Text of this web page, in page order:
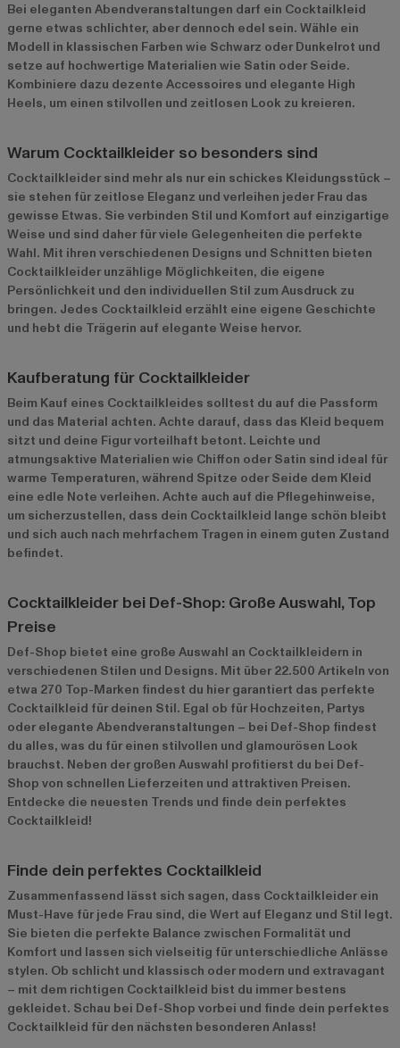
Bei eleganten Abendveranstaltungen darf ein Cocktailkleid
gerne etwas schlichter, aber dennoch edel sein. Wähle ein
Modell in klassischen Farben wie Schwarz oder Dunkelrot und
setze auf hochwertige Materialien wie Satin oder Seide.
Kombiniere dazu dezente Accessoires und elegante High
Heels, um einen stilvollen und zeitlosen Look zu kreieren.
Warum Cocktailkleider so besonders sind
Cocktailkleider sind mehr als nur ein schickes Kleidungsstück –
sie stehen für zeitlose Eleganz und verleihen jeder Frau das
gewisse Etwas. Sie verbinden Stil und Komfort auf einzigartige
Weise und sind daher für viele Gelegenheiten die perfekte
Wahl. Mit ihren verschiedenen Designs und Schnitten bieten
Cocktailkleider unzählige Möglichkeiten, die eigene
Persönlichkeit und den individuellen Stil zum Ausdruck zu
bringen. Jedes Cocktailkleid erzählt eine eigene Geschichte
und hebt die Trägerin auf elegante Weise hervor.
Kaufberatung für Cocktailkleider
Beim Kauf eines Cocktailkleides solltest du auf die Passform
und das Material achten. Achte darauf, dass das Kleid bequem
sitzt und deine Figur vorteilhaft betont. Leichte und
atmungsaktive Materialien wie Chiffon oder Satin sind ideal für
warme Temperaturen, während Spitze oder Seide dem Kleid
eine edle Note verleihen. Achte auch auf die Pflegehinweise,
um sicherzustellen, dass dein Cocktailkleid lange schön bleibt
und sich auch nach mehrfachem Tragen in einem guten Zustand
befindet.
Cocktailkleider bei Def-Shop: Große Auswahl, Top
Preise
Def-Shop bietet eine große Auswahl an Cocktailkleidern in
verschiedenen Stilen und Designs. Mit über 22.500 Artikeln von
etwa 270 Top-Marken findest du hier garantiert das perfekte
Cocktailkleid für deinen Stil. Egal ob für Hochzeiten, Partys
oder elegante Abendveranstaltungen – bei Def-Shop findest
du alles, was du für einen stilvollen und glamourösen Look
brauchst. Neben der großen Auswahl profitierst du bei Def-
Shop von schnellen Lieferzeiten und attraktiven Preisen.
Entdecke die neuesten Trends und finde dein perfektes
Cocktailkleid!
Finde dein perfektes Cocktailkleid
Zusammenfassend lässt sich sagen, dass Cocktailkleider ein
Must-Have für jede Frau sind, die Wert auf Eleganz und Stil legt.
Sie bieten die perfekte Balance zwischen Formalität und
Komfort und lassen sich vielseitig für unterschiedliche Anlässe
stylen. Ob schlicht und klassisch oder modern und extravagant
– mit dem richtigen Cocktailkleid bist du immer bestens
gekleidet. Schau bei Def-Shop vorbei und finde dein perfektes
Cocktailkleid für den nächsten besonderen Anlass!